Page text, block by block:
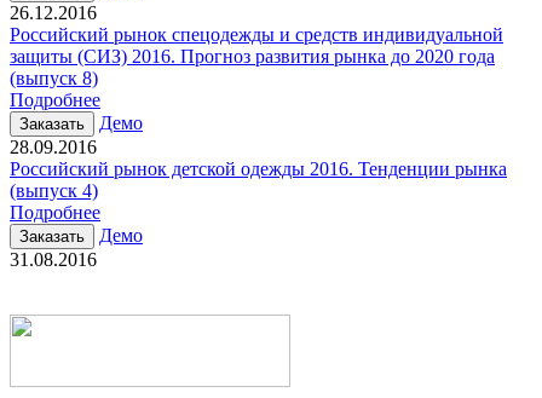
26.12.2016
Российский рынок спецодежды и средств индивидуальной
защиты (СИЗ) 2016. Прогноз развития рынка до 2020 года
(выпуск 8)
Подробнее
Заказать
Демо
28.09.2016
Российский рынок детской одежды 2016. Тенденции рынка
(выпуск 4)
Подробнее
Заказать
Демо
31.08.2016